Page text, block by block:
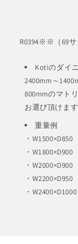
R0394※※（69サ
Kotiのダイ
2400mm～
800mmのマト
お選び頂けます
重量例
・
・
・
・
・